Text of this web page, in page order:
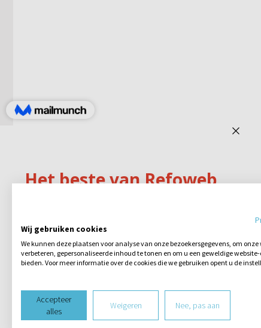
Wij gebruiken cookies
We kunnen deze plaatsen voor analyse van onze bezoekersgegevens, om onze
verbeteren, gepersonaliseerde inhoud te tonen en om u een geweldige
bieden. Voor meer informatie over de cookies die we gebruiken opent u de
Accepteer
alles
Weigeren Nee, pas aan